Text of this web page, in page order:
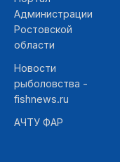
Администрации
Ростовской
области
Новости
рыболовства -
fishnews.ru
АЧТУ ФАР